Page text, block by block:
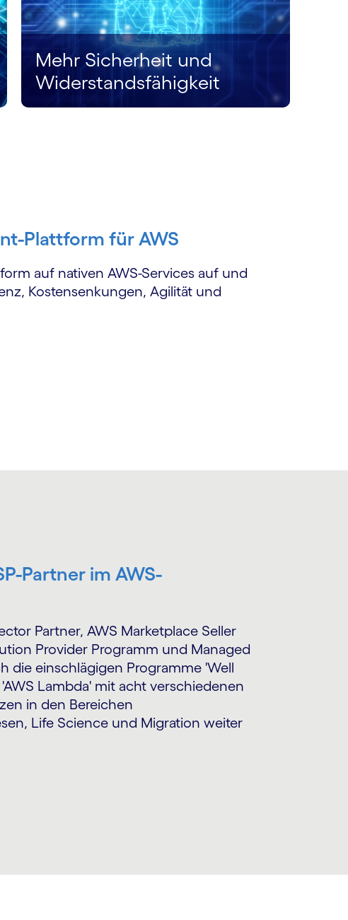
Mehr Sicherheit und
Widerstandsfähigkeit
Plattform für AWS
auf nativen AWS-Services auf und
Kostensenkungen, Agilität und
Partner im AWS-
Partner, AWS Marketplace Seller
Provider Programm und Managed
die einschlägigen Programme 'Well
Lambda' mit acht verschiedenen
in den Bereichen
Life Science und Migration weiter